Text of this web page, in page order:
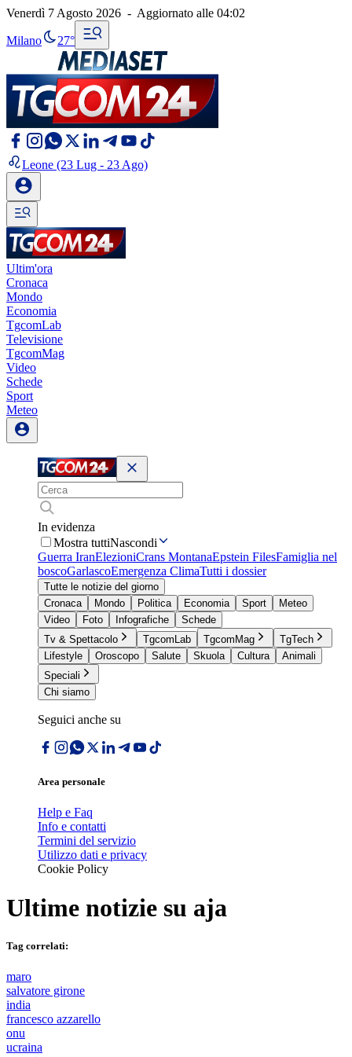
Venerdì 7 Agosto 2026 - Aggiornato alle 04:02
Milano 27°
Leone (23 Lug - 23 Ago)
Ultim'ora
Cronaca
Mondo
Economia
TgcomLab
Televisione
TgcomMag
Video
Schede
Sport
Meteo
In evidenza
Mostra tuttiNascondi
Guerra IranElezioniCrans MontanaEpstein FilesFamiglia nel
boscoGarlascoEmergenza ClimaTutti i dossier
Tutte le notizie del giorno
Cronaca
Mondo Politica Economia Sport
Meteo
Video
Foto Infografiche
Schede
Tv & Spettacolo
TgcomLab TgcomMag
TgTech
Lifestyle
Oroscopo Salute Skuola Cultura
Animali
Speciali
Chi siamo
Seguici anche su
Area personale
Help e Faq
Info e contatti
Termini del servizio
Utilizzo dati e privacy
Cookie Policy
Ultime notizie su aja
Tag correlati:
maro
salvatore girone
india
francesco azzarello
onu
ucraina